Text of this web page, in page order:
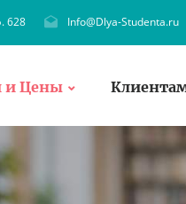
628 Info@Dlya-Studenta.ru
и Цены